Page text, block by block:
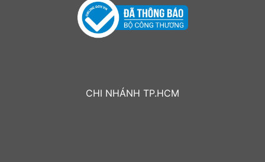
CHI NHÁNH TP.HCM